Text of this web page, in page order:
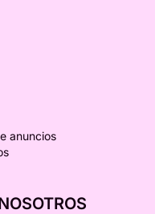
anuncios